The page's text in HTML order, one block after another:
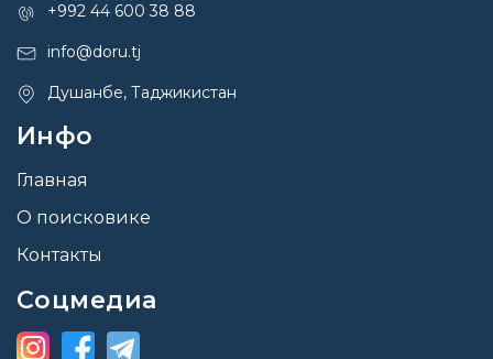
+992 44 600 38 88
info@doru.tj
Душанбе, Таджикистан
Инфо
Главная
О поисковике
Контакты
Соцмедиа